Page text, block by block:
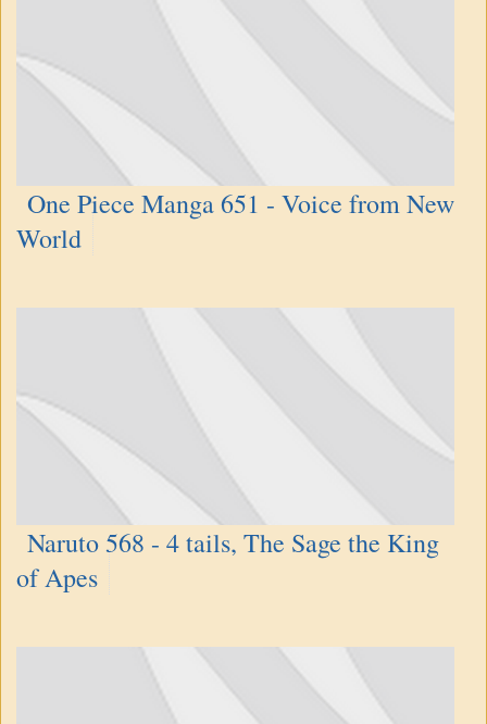
One Piece Manga 651 - Voice from New
World
Naruto 568 - 4 tails, The Sage the King
of Apes